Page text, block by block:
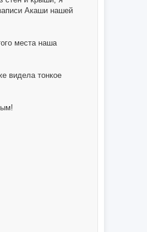
Акаши нашей
места наша
видела тонкое